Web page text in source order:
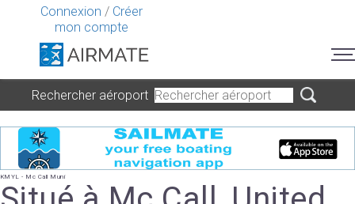
Connexion / Créer
mon compte
Rechercher aéroport
KMYL - Mc Call Muni